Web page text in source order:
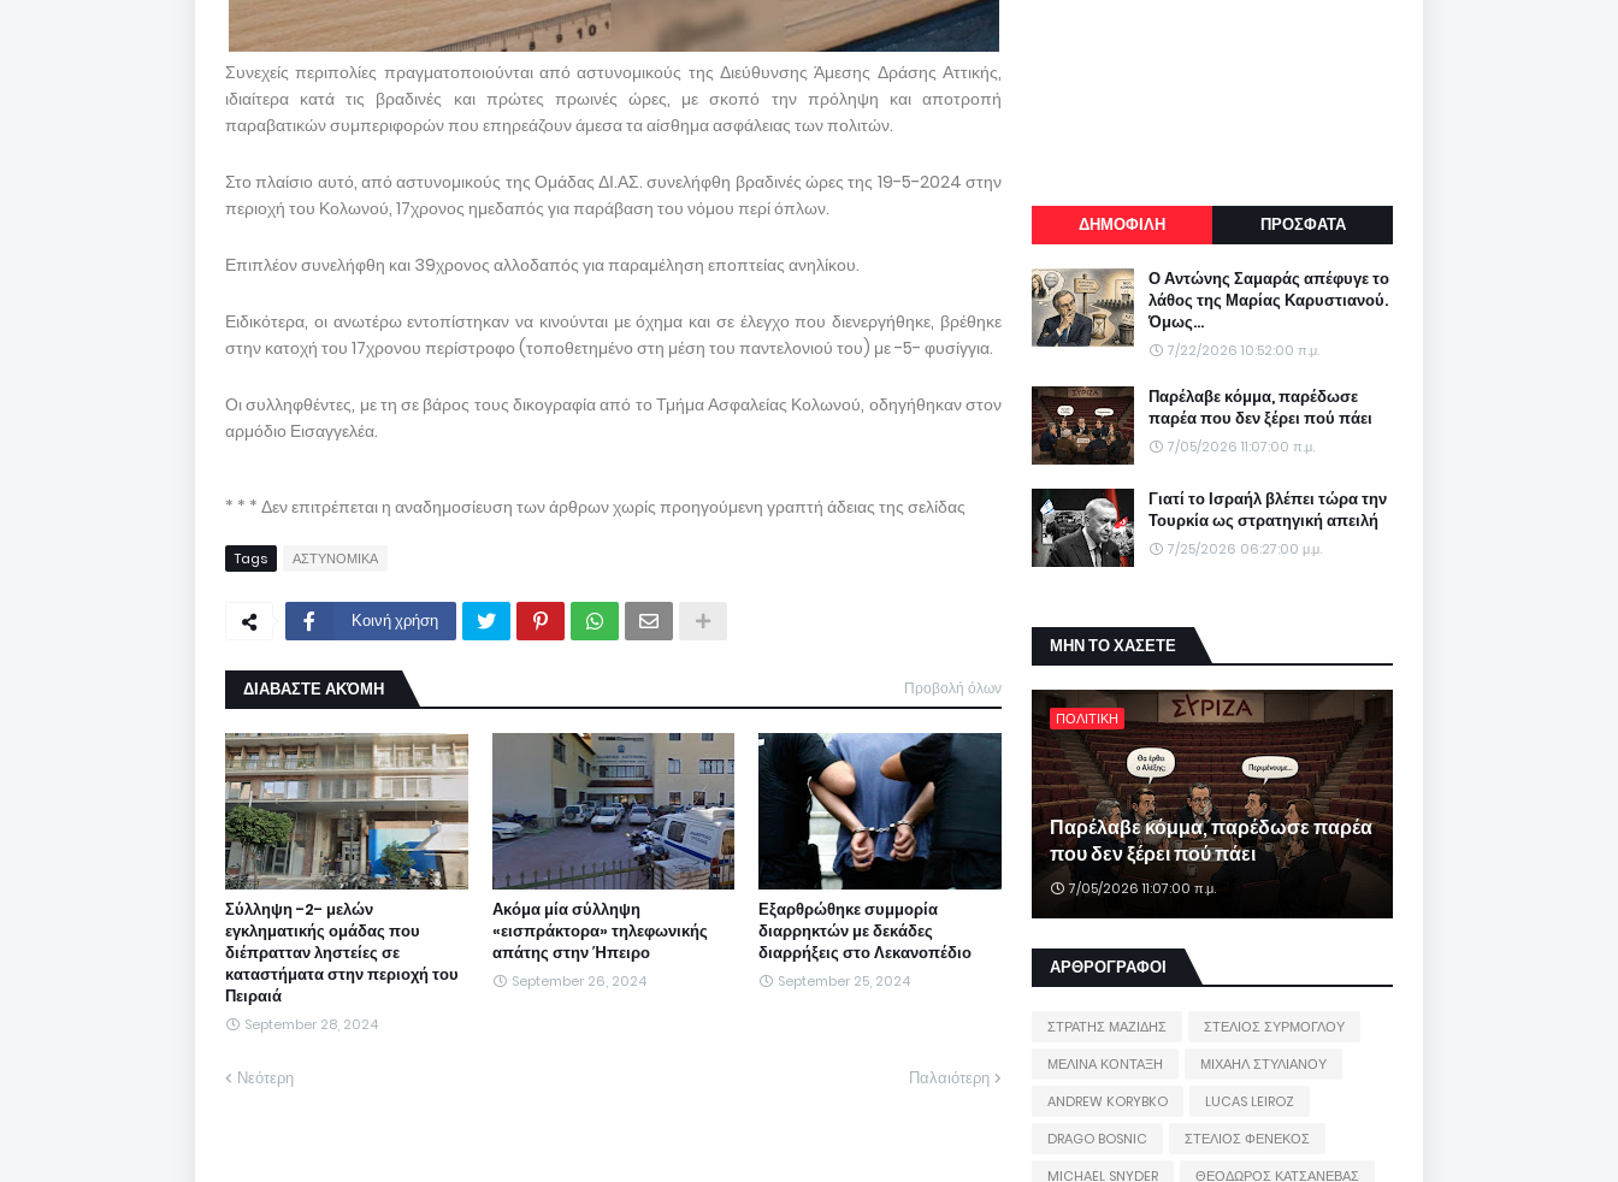
Συνεχείς περιπολίες πραγματοποιούνται από αστυνομικούς της Διεύθυνσης Άμεσης Δράσης Αττικής,
ιδιαίτερα κατά τις βραδινές και πρώτες πρωινές ώρες, με σκοπό την πρόληψη και αποτροπή
παραβατικών συμπεριφορών που επηρεάζουν άμεσα τα αίσθημα ασφάλειας των πολιτών.
Στο πλαίσιο αυτό, από αστυνομικούς της Ομάδας ΔΙ.ΑΣ. συνελήφθη βραδινές ώρες της 19-5-2024 στην
περιοχή του Κολωνού, 17χρονος ημεδαπός για παράβαση του νόμου περί όπλων.
Επιπλέον συνελήφθη και 39χρονος αλλοδαπός για παραμέληση εποπτείας ανηλίκου.
Ειδικότερα, οι ανωτέρω εντοπίστηκαν να κινούνται με όχημα και σε έλεγχο που διενεργήθηκε, βρέθηκε
στην κατοχή του 17χρονου περίστροφο (τοποθετημένο στη μέση του παντελονιού του) με -5- φυσίγγια.
Οι συλληφθέντες, με τη σε βάρος τους δικογραφία από το Τμήμα Ασφαλείας Κολωνού, οδηγήθηκαν στον
αρμόδιο Εισαγγελέα.
* * * Δεν επιτρέπεται η αναδημοσίευση των άρθρων χωρίς προηγούμενη γραπτή άδειας της σελίδας
Tags ΑΣΤΥΝΟΜΙΚΑ
Κοινή χρήση
ΔΙΑΒΑΣΤΕ ΑΚΌΜΗ Προβολή όλων
Σύλληψη -2- μελών
εγκληματικής ομάδας που
διέπρατταν ληστείες σε
καταστήματα στην περιοχή του
Πειραιά
September 28, 2024
Ακόμα μία σύλληψη
«εισπράκτορα» τηλεφωνικής
απάτης στην Ήπειρο
September 26, 2024
Εξαρθρώθηκε συμμορία
διαρρηκτών με δεκάδες
διαρρήξεις στο Λεκανοπέδιο
September 25, 2024
Νεότερη Παλαιότερη
ΔΗΜΟΦΙΛΗ ΠΡΟΣΦΑΤΑ
Ο Αντώνης Σαμαράς απέφυγε το
λάθος της Μαρίας Καρυστιανού.
Όμως...
7/22/2026 10:52:00 π.μ.
Παρέλαβε κόμμα, παρέδωσε
παρέα που δεν ξέρει πού πάει
7/05/2026 11:07:00 π.μ.
Γιατί το Ισραήλ βλέπει τώρα την
Τουρκία ως στρατηγική απειλή
7/25/2026 06:27:00 μ.μ.
ΜΗΝ ΤΟ ΧΑΣΕΤΕ
ΠΟΛΙΤΙΚΗ
Παρέλαβε κόμμα, παρέδωσε παρέα
που δεν ξέρει πού πάει
7/05/2026 11:07:00 π.μ.
ΑΡΘΡΟΓΡΑΦΟΙ
ΣΤΡΑΤΗΣ ΜΑΖΙΔΗΣ
ΣΤΕΛΙΟΣ ΣΥΡΜΟΓΛΟΥ
ΜΕΛΙΝΑ ΚΟΝΤΑΞΗ
ΜΙΧΑΗΛ ΣΤΥΛΙΑΝΟΥ
ANDREW KORYBKO
LUCAS LEIROZ
DRAGO BOSNIC
ΣΤΕΛΙΟΣ ΦΕΝΕΚΟΣ
MICHAEL SNYDER
ΘΕΟΔΩΡΟΣ ΚΑΤΣΑΝΕΒΑΣ